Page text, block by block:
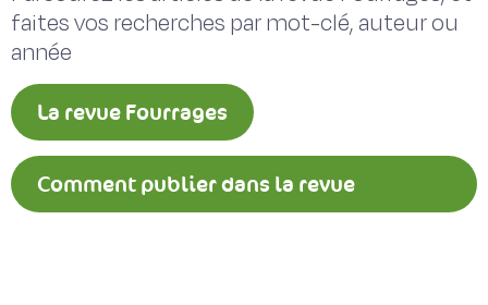
faites vos recherches par mot-clé, auteur ou
année
La revue Fourrages
Comment publier dans la revue